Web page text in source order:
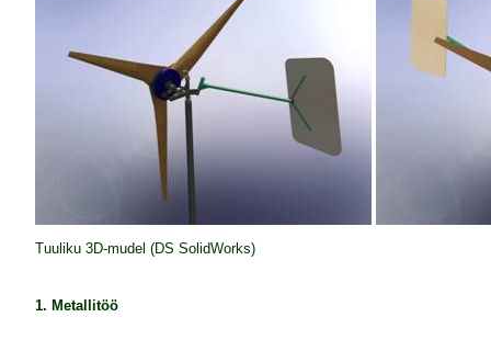
Tuuliku 3D-mudel (DS SolidWorks)
1. Metallitöö